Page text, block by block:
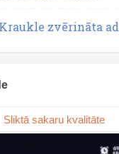
zvērināta
Sliktā sakaru kvalitāte